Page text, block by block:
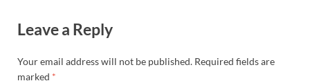
Leave a Reply
Your email address will not be published. Required fields are
marked *